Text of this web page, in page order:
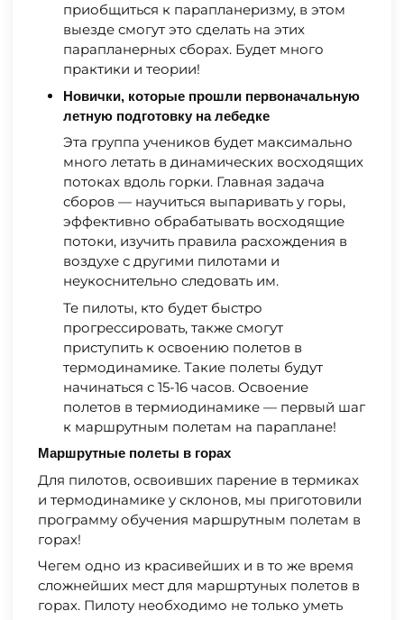
приобщиться к парапланеризму, в этом
выезде смогут это сделать на этих
парапланерных сборах. Будет много
практики и теории!
Новички, которые прошли первоначальную
летную подготовку на лебедке
Эта группа учеников будет максимально
много летать в динамических восходящих
потоках вдоль горки. Главная задача
сборов — научиться выпаривать у горы,
эффективно обрабатывать восходящие
потоки, изучить правила расхождения в
воздухе с другими пилотами и
неукоснительно следовать им.
Те пилоты, кто будет быстро
прогрессировать, также смогут
приступить к освоению полетов в
термодинамике. Такие полеты будут
начинаться с 15-16 часов. Освоение
полетов в термиодинамике — первый шаг
к маршрутным полетам на параплане!
Маршрутные полеты в горах
Для пилотов, освоивших парение в термиках
и термодинамике у склонов, мы приготовили
программу обучения маршрутным полетам в
горах!
Чегем одно из красивейших и в то же время
сложнейших мест для маршртуных полетов в
горах. Пилоту необходимо не только уметь